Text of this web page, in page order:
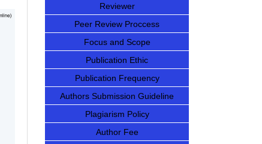
Reviewer
Peer Review Proccess
Focus and Scope
Publication Ethic
Publication Frequency
Authors Submission Guideline
Plagiarism Policy
Author Fee